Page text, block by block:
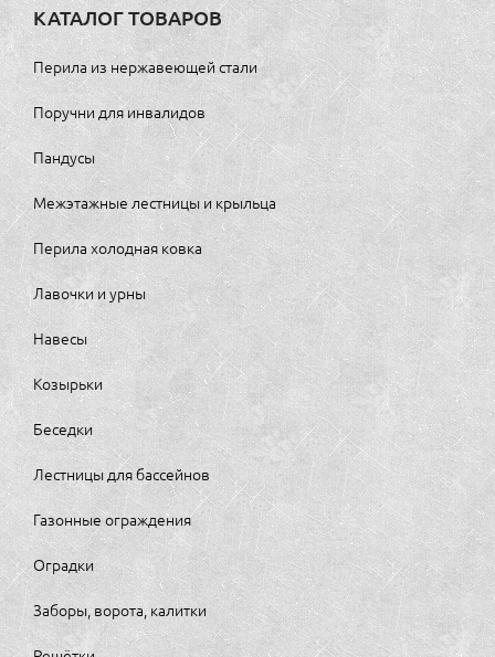
КАТАЛОГ ТОВАРОВ
Перила из нержавеющей стали
Поручни для инвалидов
Пандусы
Межэтажные лестницы и крыльца
Перила холодная ковка
Лавочки и урны
Навесы
Козырьки
Беседки
Лестницы для бассейнов
Газонные ограждения
Оградки
Заборы, ворота, калитки